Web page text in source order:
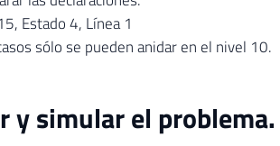
Estado 4, Línea 1
sólo se pueden anidar en el nivel 10.
y simular el problema.